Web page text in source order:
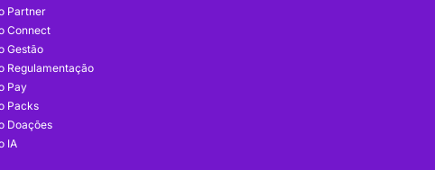
Partner
Connect
Gestão
Regulamentação
Pay
Packs
Doações
IA